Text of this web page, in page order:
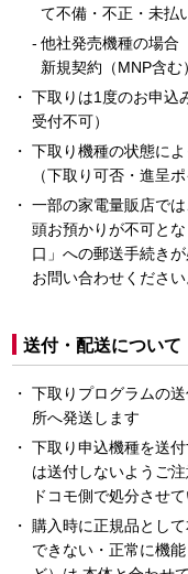
て不備・不正・未払
他社発売機種の場合
新規契約（MNP含む
下取りは1度のお申込
受付不可）
下取り機種の状態に
（下取り可否・進呈
一部の家電量販店で
頭お預かりが不可と
口」への郵送手続き
お問い合わせください
送付・配送について
下取りプログラムの
所へ発送します
下取り申込機種を送
は送付しないようご
ドコモ側で処分させ
購入時に正規品とし
できない・正常に機